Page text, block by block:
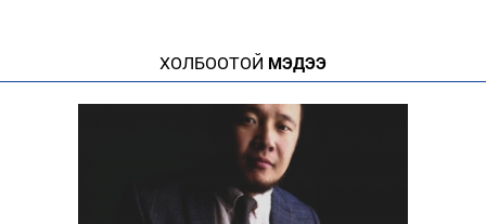
ХОЛБООТОЙ МЭДЭЭ